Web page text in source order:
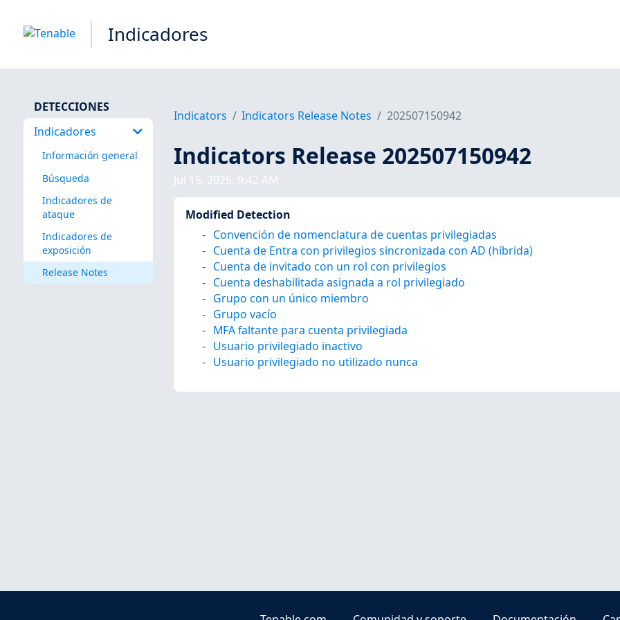
Indicadores
DETECCIONES
Indicadores
Información general
Búsqueda
Indicadores de
ataque
Indicadores de
exposición
Release Notes
Indicators Indicators Release Notes 202507150942
Indicators Release 202507150942
Jul 15, 2025, 9:42 AM
Modified Detection
Convención de nomenclatura de cuentas privilegiadas
Cuenta de Entra con privilegios sincronizada con AD (híbrida)
Cuenta de invitado con un rol con privilegios
Cuenta deshabilitada asignada a rol privilegiado
Grupo con un único miembro
Grupo vacío
MFA faltante para cuenta privilegiada
Usuario privilegiado inactivo
Usuario privilegiado no utilizado nunca